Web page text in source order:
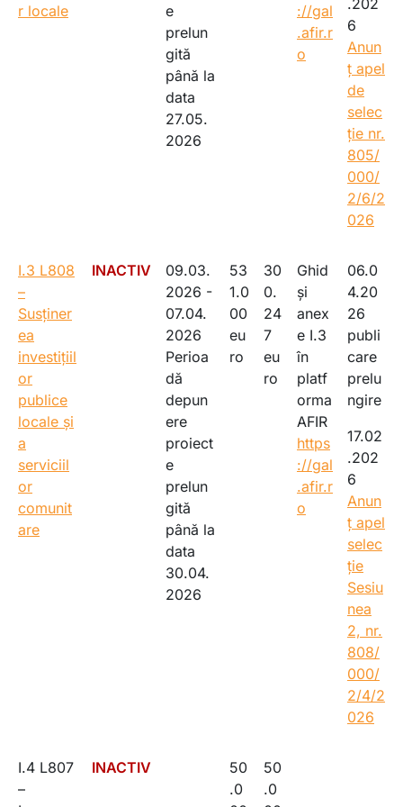
r locale
e
prelun
gită
până la
data
27.05.
2026
://gal
.afir.r
o
.202
6
Anun
ț apel
de
selec
ție nr.
805/
000/
2/6/2
026
I.3 L808
–
Susținer
ea
investițiil
or
publice
locale și
a
serviciil
or
comunit
are
INACTIV
09.03.
2026 -
07.04.
2026
Perioa
dă
depun
ere
proiect
e
prelun
gită
până la
data
30.04.
2026
53
1.0
00
eu
ro
30
0.
24
7
eu
ro
Ghid
și
anex
e I.3
în
platf
orma
AFIR
https
://gal
.afir.r
o
06.0
4.20
26
publi
care
prelu
ngire
17.02
.202
6
Anun
ț apel
selec
ție
Sesiu
nea
2, nr.
808/
000/
2/4/2
026
I.4 L807
–
INACTIV
50
.0
50
.0